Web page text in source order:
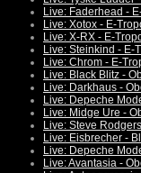
Live: Faderhead -
Live: Xotox - E-
Live: X-RX - E-
Live: Steinkind - E-
Live: Chrom - E-
Live: Black Blitz -
Live: Darkhaus -
Live: Depeche
Live: Midge Ure -
Live: Steve
Live: Eisbrecher -
Live: Depeche
Live: Avantasia -